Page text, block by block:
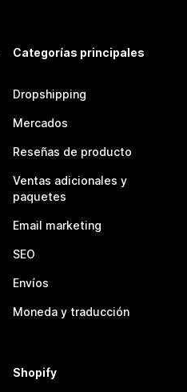
Categorías principales
Dropshipping
Mercados
Reseñas de producto
Ventas adicionales y
paquetes
Email marketing
SEO
Envíos
Moneda y traducción
Shopify